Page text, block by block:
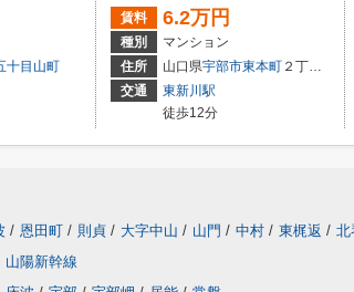
十目山町
賃料 6.2万円
種別
マンション
住所
山口県宇部市東本町 ２丁目6-7
交通
東新川駅
徒歩12分
/ 恩田町 / 則貞 / 大字中山 / 山門 / 中村 / 東梶返 / 北
山陽新幹線